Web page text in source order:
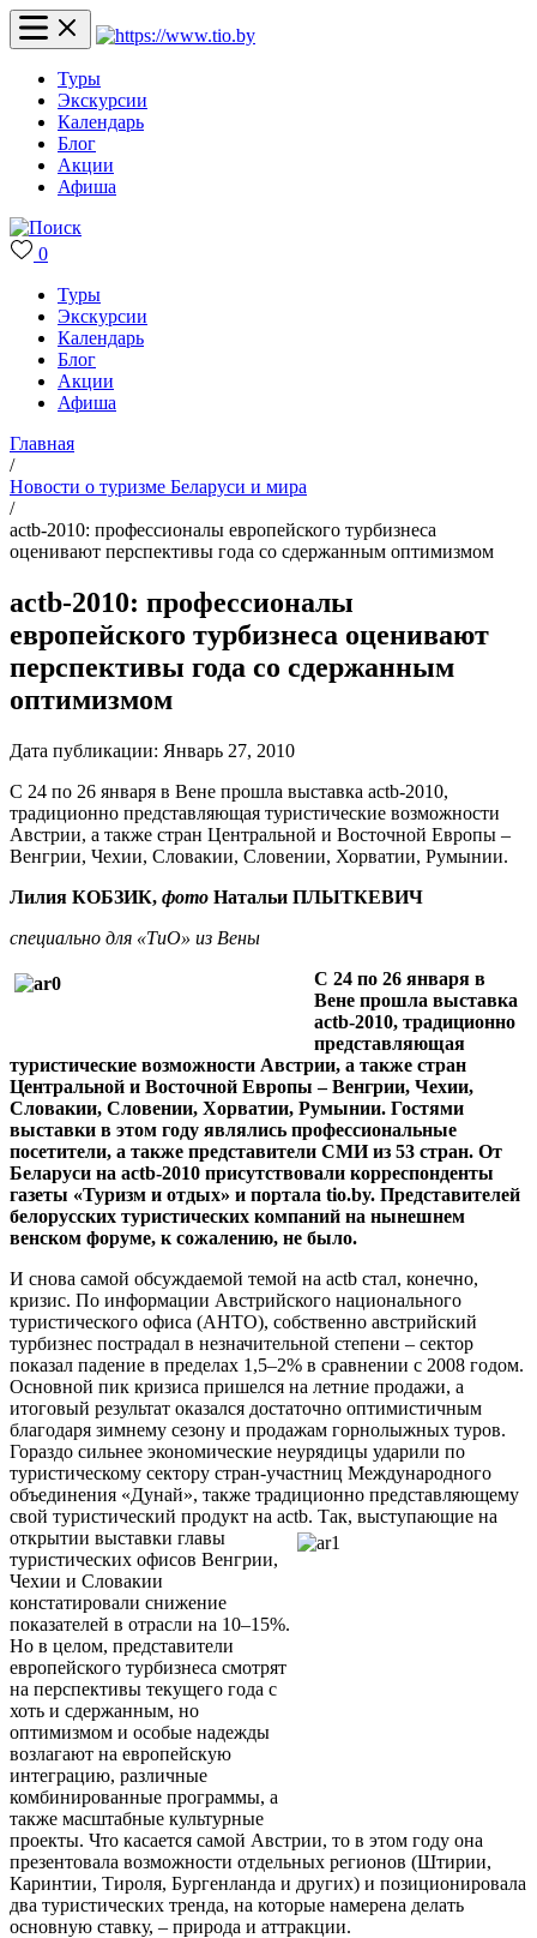
Туры
Экскурсии
Календарь
Блог
Акции
Афиша
0
Туры
Экскурсии
Календарь
Блог
Акции
Афиша
Главная
/
Новости о туризме Беларуси и мира
/
аctb-2010: профессионалы европейского турбизнеса
оценивают перспективы года со сдержанным оптимизмом
аctb-2010: профессионалы
европейского турбизнеса оценивают
перспективы года со сдержанным
оптимизмом
Дата публикации: Январь 27, 2010
С 24 по 26 января в Вене прошла выставка actb-2010,
традиционно представляющая туристические возможности
Австрии, а также стран Центральной и Восточной Европы –
Венгрии, Чехии, Словакии, Словении, Хорватии, Румынии.
Лилия КОБЗИК, фото Натальи ПЛЫТКЕВИЧ
специально для «ТиО» из Вены
С 24 по 26 января в
Вене прошла выставка
actb-2010, традиционно
представляющая
туристические возможности Австрии, а также стран
Центральной и Восточной Европы – Венгрии, Чехии,
Словакии, Словении, Хорватии, Румынии. Гостями
выставки в этом году являлись профессиональные
посетители, а также представители СМИ из 53 стран. От
Беларуси на actb-2010 присутствовали корреспонденты
газеты «Туризм и отдых» и портала tio.by. Представителей
белорусских туристических компаний на нынешнем
венском форуме, к сожалению, не было.
И снова самой обсуждаемой темой на actb стал, конечно,
кризис. По информации Австрийского национального
туристического офиса (АНТО), собственно австрийский
турбизнес пострадал в незначительной степени – сектор
показал падение в пределах 1,5–2% в сравнении с 2008 годом.
Основной пик кризиса пришелся на летние продажи, а
итоговый результат оказался достаточно оптимистичным
благодаря зимнему сезону и продажам горнолыжных туров.
Гораздо сильнее экономические неурядицы ударили по
туристическому сектору стран-участниц Международного
объединения «Дунай», также традиционно представляющему
свой туристический продукт на actb. Так, выступающие на
открытии выставки главы
туристических офисов Венгрии,
Чехии и Словакии
констатировали снижение
показателей в отрасли на 10–15%.
Но в целом, представители
европейского турбизнеса смотрят
на перспективы текущего года с
хоть и сдержанным, но
оптимизмом и особые надежды
возлагают на европейскую
интеграцию, различные
комбинированные программы, а
также масштабные культурные
проекты. Что касается самой Австрии, то в этом году она
презентовала возможности отдельных регионов (Штирии,
Каринтии, Тироля, Бургенланда и других) и позиционировала
два туристических тренда, на которые намерена делать
основную ставку, – природа и аттракции.